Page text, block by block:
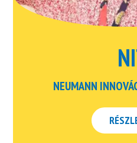
NEUMANN